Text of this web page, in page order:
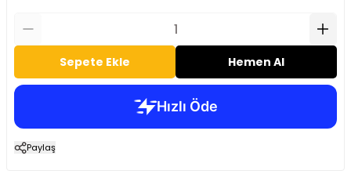
Sepete Ekle Hemen Al
Paylaş